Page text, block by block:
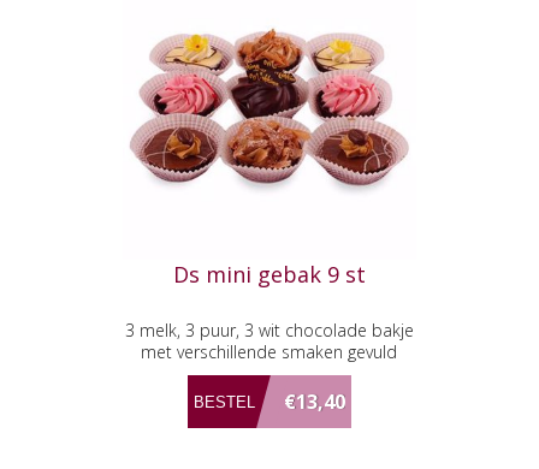
Ds mini gebak 9 st
3 melk, 3 puur, 3 wit chocolade bakje
met verschillende smaken gevuld
€13,40